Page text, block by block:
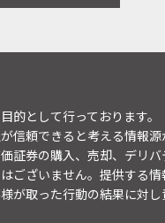
的として行っております。
信頼できると考える情報
証券の購入、売却、デリ
ございません。提供する
が取った行動の結果に対